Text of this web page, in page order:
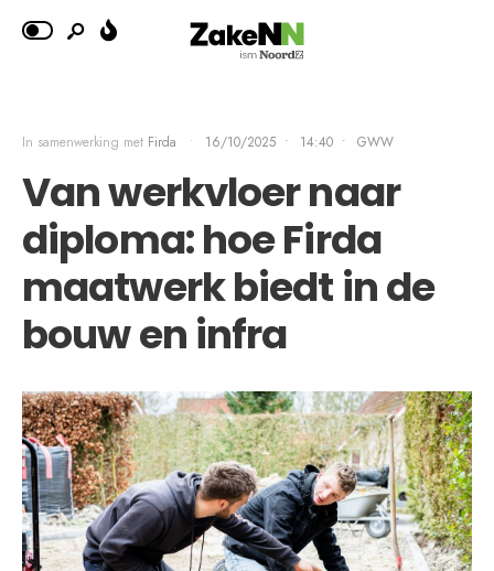
In samenwerking met Firda • 16/10/2025 • 14:40 • GWW
Van werkvloer naar
diploma: hoe Firda
maatwerk biedt in de
bouw en infra